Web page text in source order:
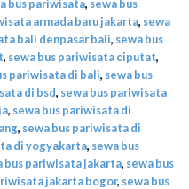
bus pariwisata, sewa bus
armada baru jakarta, sewa
bali denpasar bali, sewa bus
, sewa bus pariwisata ciputat,
pariwisata di bali, sewa bus
di bsd, sewa bus pariwisata
, sewa bus pariwisata di
, sewa bus pariwisata di
di yogyakarta, sewa bus
bus pariwisata jakarta, sewa bus
jakarta bogor, sewa bus